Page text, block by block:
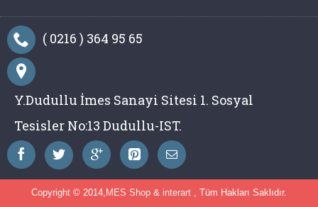
( 0216 ) 364 95 65
Y.Dudullu İmes Sanayi Sitesi 1. Sosyal
Tesisler No:13 Dudullu-IST.
Copyright © 2014, MES Shop & interart , Tüm Hakları Saklıdır.